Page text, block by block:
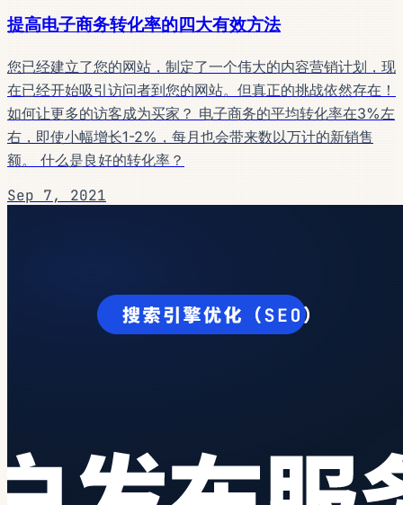
提高电子商务转化率的四大有效方法
您已经建立了您的网站，制定了一个伟大的内容营销计划，现
在已经开始吸引访问者到您的网站。但真正的挑战依然存在！
如何让更多的访客成为买家？ 电子商务的平均转化率在3%左
右，即使小幅增长1-2%，每月也会带来数以万计的新销售
额。 什么是良好的转化率？
Sep 7, 2021